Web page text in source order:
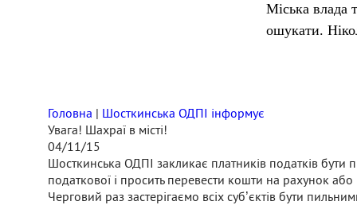
Міська
ошукати.
Головна | Шосткинська ОДПІ інформує
Увага! Шахраї в місті!
04/11/15
Шосткинська ОДПІ закликає платників податків бути
податкової і просить перевести кошти на рахунок
Черговий раз застерігаємо всіх суб’єктів бути